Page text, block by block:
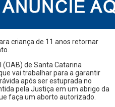
criança de 11 anos retornar
de Santa Catarina
vai trabalhar para a garantir
após ser estuprada no
pela Justiça em um abrigo da
faça um aborto autorizado.